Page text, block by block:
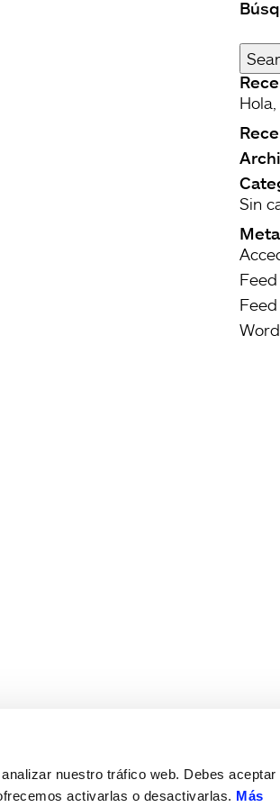
nuestro tráfico web. Debes aceptar
activarlas o desactivarlas. Más
por:
Sin
Meta